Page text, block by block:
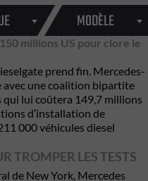
MODÈLE
millions US pour clore le
prend fin. Mercedes-
avec une coalition bipartite
lui coûtera 149,7 millions
d’installation de
000 véhicules diesel
TROMPER LES TESTS
de New York, Mercedes